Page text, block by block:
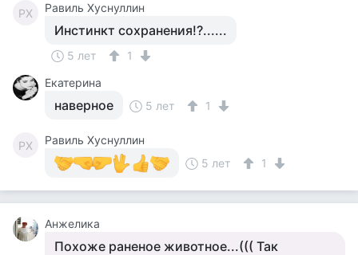
РХ Равиль Хуснуллин
Инстинкт сохранения!?......
5 лет
1
Екатерина
наверное 5 лет 1
РХ
Равиль Хуснуллин
5 лет
1
Анжелика
Похоже раненое животное...((( Так